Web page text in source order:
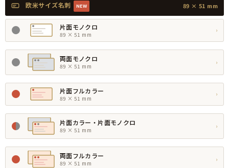
欧米サイズ名刺 NEW 89 × 51 mm
片面モノクロ
89 × 51 mm
›
両面モノクロ
89 × 51 mm
›
片面フルカラー
89 × 51 mm
›
片面カラー・片面モノクロ
89 × 51 mm
›
両面フルカラー
89 × 51 mm
›